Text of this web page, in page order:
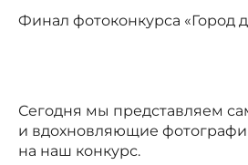
Финал фотоконкурса «Город
Сегодня мы представляем
и вдохновляющие
на наш конкурс.